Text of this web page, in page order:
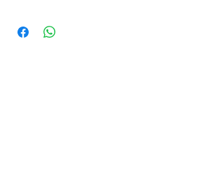
Eingang: AC 100–240V / DC 12V